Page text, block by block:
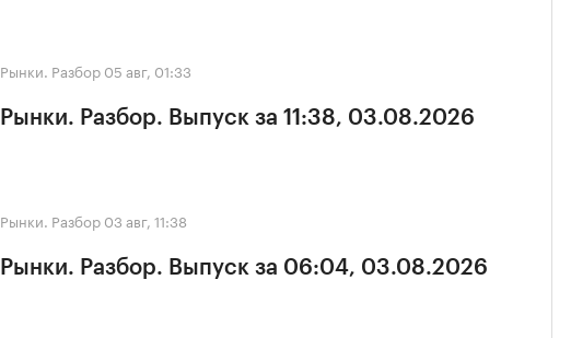
Рынки. Разбор 05 авг, 01:33
Рынки. Разбор. Выпуск за 11:38, 03.08.2026
Рынки. Разбор 03 авг, 11:38
Рынки. Разбор. Выпуск за 06:04, 03.08.2026